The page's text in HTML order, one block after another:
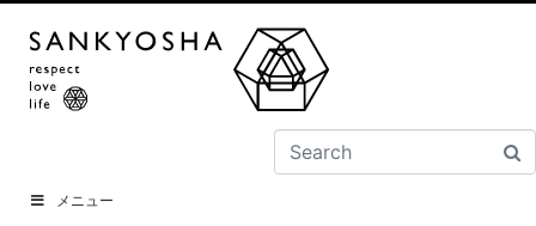
メニュー